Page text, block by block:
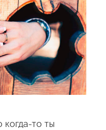
когда-то ты